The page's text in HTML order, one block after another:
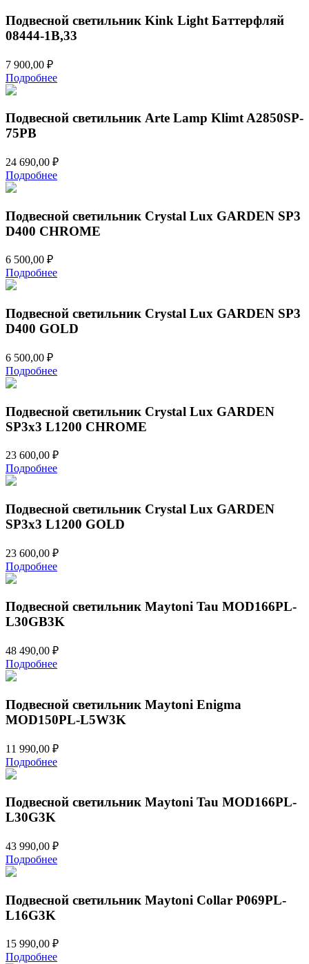
Подвесной светильник Kink Light Баттерфляй
08444-1B,33
7 900,00 ₽
Подробнее
Подвесной светильник Arte Lamp Klimt A2850SP-
75PB
24 690,00 ₽
Подробнее
Подвесной светильник Crystal Lux GARDEN SP3
D400 CHROME
6 500,00 ₽
Подробнее
Подвесной светильник Crystal Lux GARDEN SP3
D400 GOLD
6 500,00 ₽
Подробнее
Подвесной светильник Crystal Lux GARDEN
SP3х3 L1200 CHROME
23 600,00 ₽
Подробнее
Подвесной светильник Crystal Lux GARDEN
SP3х3 L1200 GOLD
23 600,00 ₽
Подробнее
Подвесной светильник Maytoni Tau MOD166PL-
L30GB3K
48 490,00 ₽
Подробнее
Подвесной светильник Maytoni Enigma
MOD150PL-L5W3K
11 990,00 ₽
Подробнее
Подвесной светильник Maytoni Tau MOD166PL-
L30G3K
43 990,00 ₽
Подробнее
Подвесной светильник Maytoni Collar P069PL-
L16G3K
15 990,00 ₽
Подробнее